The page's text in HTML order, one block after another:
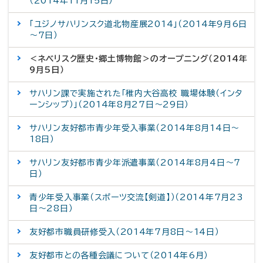
「ユジノサハリンスク道北物産展2014」（2014年9月6日
～7日）
＜ネベリスク歴史・郷土博物館＞のオープニング（2014年
9月5日）
サハリン課で実施された「稚内大谷高校 職場体験（インタ
ーンシップ）」（2014年8月27日～29日）
サハリン友好都市青少年受入事業（2014年8月14日～
18日）
サハリン友好都市青少年派遣事業（2014年8月4日～7
日）
青少年受入事業（スポーツ交流【剣道】）（2014年7月23
日～28日）
友好都市職員研修受入（2014年7月8日～14日）
友好都市との各種会議について（2014年6月）